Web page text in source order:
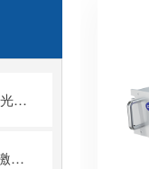
DLGA-1000系列 多组分激光气体分析仪
DLGA-2000系列19寸机箱激光气体分析仪